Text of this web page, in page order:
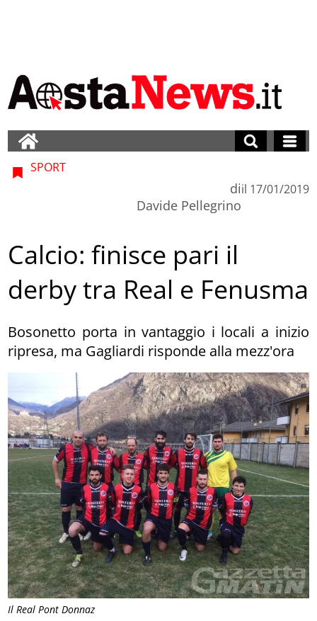
Il Real Pont Donnaz
SPORT
di
Davide Pellegrino
il 17/01/2019
Calcio: finisce pari il
derby tra Real e Fenusma
Bosonetto porta in vantaggio i locali a inizio
ripresa, ma Gagliardi risponde alla mezz'ora